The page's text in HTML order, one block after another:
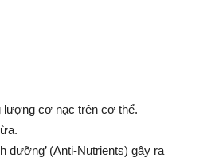
lượng cơ nạc trên cơ thể.
dưỡng’ (Anti-Nutrients) gây ra